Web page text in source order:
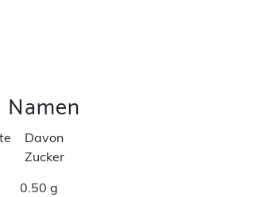
Davon
Zucker
0.50 g